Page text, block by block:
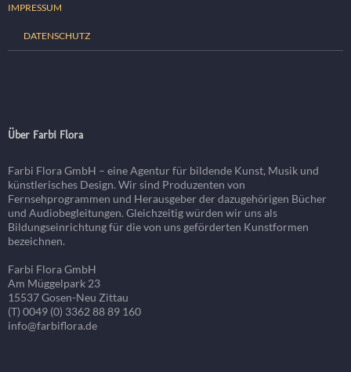
IMPRESSUM
DATENSCHUTZ
Über Farbi Flora
Farbi Flora GmbH – eine Agentur für bildende Kunst, Musik und
künstlerisches Design. Wir sind Produzenten von
Fernsehprogrammen und Herausgeber der dazugehörigen Bücher
und Audiobegleitungen. Gleichzeitig würden wir uns als
Bildungseinrichtung für die von uns geförderten Kunstformen
bezeichnen.
Farbi Flora GmbH
Am Müggelpark 23
15537 Gosen-Neu Zittau
(T) 0049 (0) 3362 88 89 160
info@farbiflora.de